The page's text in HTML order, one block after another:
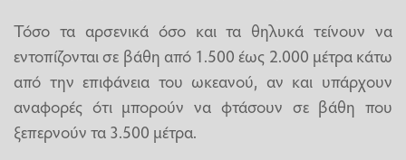
Τόσο τα αρσενικά όσο και τα θηλυκά τείνουν να
εντοπίζονται σε βάθη από 1.500 έως 2.000 μέτρα κάτω
από την επιφάνεια του ωκεανού, αν και υπάρχουν
αναφορές ότι μπορούν να φτάσουν σε βάθη που
ξεπερνούν τα 3.500 μέτρα.